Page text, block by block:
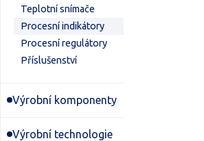
Teplotní snímače
Procesní indikátory
Procesní regulátory
Příslušenství
Výrobní komponenty
Výrobní technologie